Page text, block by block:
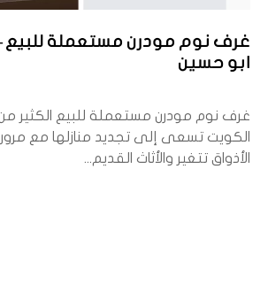
ابو حسين
غرف نوم مودرن مستعملة للبيع الكثير
الكويت تسعى إلى تجديد منازلها مع
الأذواق تتغير والأثاث القديم...